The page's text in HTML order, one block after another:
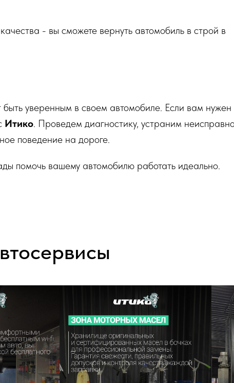
- вы сможете вернуть автомобиль в строй в
уверенным в своем автомобиле. Если вам нужен
Итико. Проведем диагностику, устраним
поведение на дороге.
помочь вашему автомобилю работать идеально.